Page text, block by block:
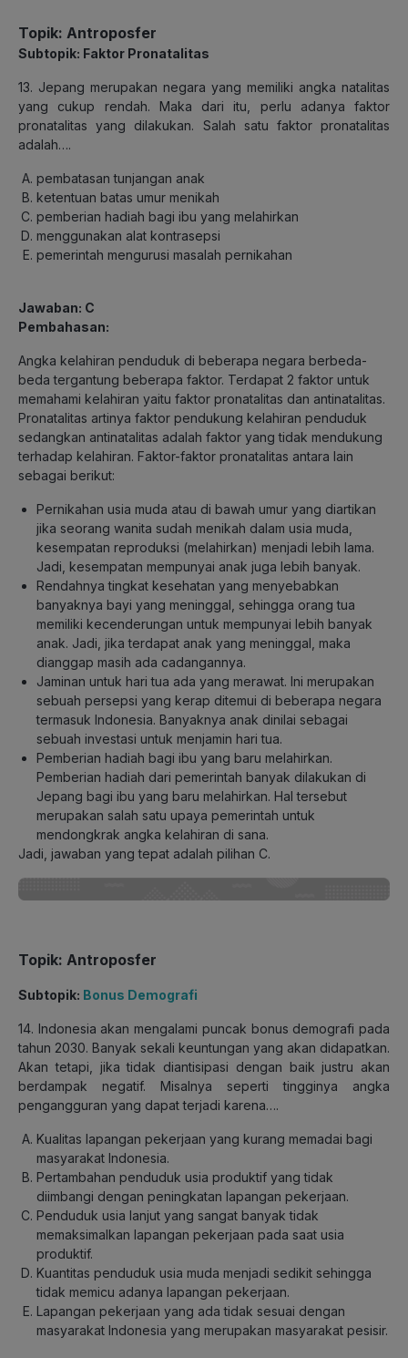
Topik: Antroposfer
Subtopik: Faktor Pronatalitas
13. Jepang merupakan negara yang memiliki angka natalitas
yang cukup rendah. Maka dari itu, perlu adanya faktor
pronatalitas yang dilakukan. Salah satu faktor pronatalitas
adalah….
pembatasan tunjangan anak
ketentuan batas umur menikah
pemberian hadiah bagi ibu yang melahirkan
menggunakan alat kontrasepsi
pemerintah mengurusi masalah pernikahan
Jawaban: C
Pembahasan:
Angka kelahiran penduduk di beberapa negara berbeda-
beda tergantung beberapa faktor. Terdapat 2 faktor untuk
memahami kelahiran yaitu faktor pronatalitas dan antinatalitas.
Pronatalitas artinya faktor pendukung kelahiran penduduk
sedangkan antinatalitas adalah faktor yang tidak mendukung
terhadap kelahiran. Faktor-faktor pronatalitas antara lain
sebagai berikut:
Pernikahan usia muda atau di bawah umur yang diartikan
jika seorang wanita sudah menikah dalam usia muda,
kesempatan reproduksi (melahirkan) menjadi lebih lama.
Jadi, kesempatan mempunyai anak juga lebih banyak.
Rendahnya tingkat kesehatan yang menyebabkan
banyaknya bayi yang meninggal, sehingga orang tua
memiliki kecenderungan untuk mempunyai lebih banyak
anak. Jadi, jika terdapat anak yang meninggal, maka
dianggap masih ada cadangannya.
Jaminan untuk hari tua ada yang merawat. Ini merupakan
sebuah persepsi yang kerap ditemui di beberapa negara
termasuk Indonesia. Banyaknya anak dinilai sebagai
sebuah investasi untuk menjamin hari tua.
Pemberian hadiah bagi ibu yang baru melahirkan.
Pemberian hadiah dari pemerintah banyak dilakukan di
Jepang bagi ibu yang baru melahirkan. Hal tersebut
merupakan salah satu upaya pemerintah untuk
mendongkrak angka kelahiran di sana.
Jadi, jawaban yang tepat adalah pilihan C.
Topik: Antroposfer
Subtopik: Bonus Demografi
14. Indonesia akan mengalami puncak bonus demografi pada
tahun 2030. Banyak sekali keuntungan yang akan didapatkan.
Akan tetapi, jika tidak diantisipasi dengan baik justru akan
berdampak negatif. Misalnya seperti tingginya angka
pengangguran yang dapat terjadi karena….
Kualitas lapangan pekerjaan yang kurang memadai bagi
masyarakat Indonesia.
Pertambahan penduduk usia produktif yang tidak
diimbangi dengan peningkatan lapangan pekerjaan.
Penduduk usia lanjut yang sangat banyak tidak
memaksimalkan lapangan pekerjaan pada saat usia
produktif.
Kuantitas penduduk usia muda menjadi sedikit sehingga
tidak memicu adanya lapangan pekerjaan.
Lapangan pekerjaan yang ada tidak sesuai dengan
masyarakat Indonesia yang merupakan masyarakat pesisir.